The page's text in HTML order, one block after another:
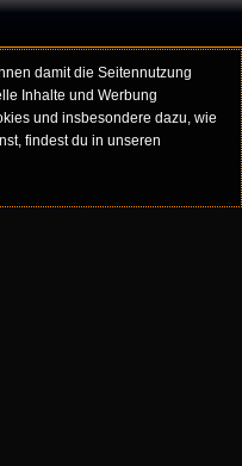
damit die Seitennutzung
Inhalte und Werbung
und insbesondere dazu, wie
findest du in unseren